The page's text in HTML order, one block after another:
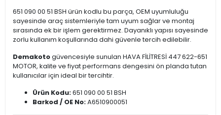
651 090 00 51 BSH ürün kodlu bu parça, OEM uyumluluğu
sayesinde araç sistemleriyle tam uyum sağlar ve montaj
sırasında ek bir işlem gerektirmez. Dayanıklı yapısı sayesinde
zorlu kullanım koşullarında dahi güvenle tercih edilebilir.
Demakotogüvencesiyle sunulan HAVA FİLİTRESİ 447 622-651
MOTOR, kalite ve fiyat performans dengesini ön planda tutan
kullanıcılar için ideal bir tercihtir.
Ürün Kodu:651 090 00 51 BSH
Barkod / OE No:A6510900051